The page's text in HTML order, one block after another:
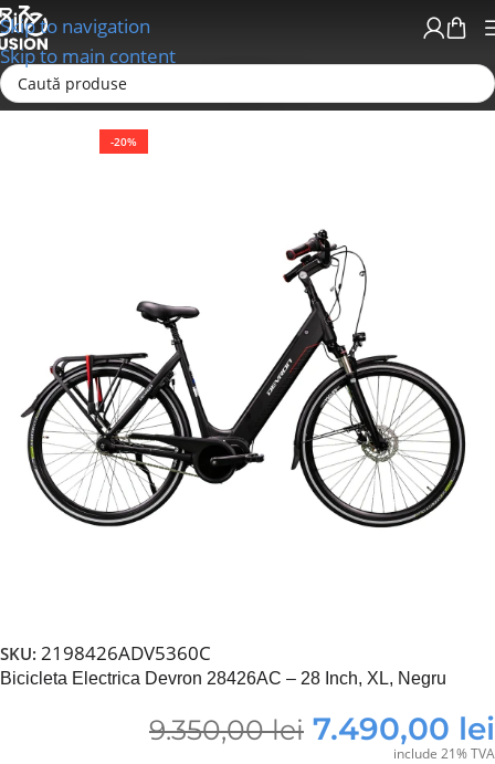
Skip to navigation
Skip to main content
Prima pagină
-20%
SKU: 2198426ADV5360C
Bicicleta Electrica Devron 28426AC – 28 Inch, XL, Negru
9.350,00lei 7.490,00 lei
include 21% TVA